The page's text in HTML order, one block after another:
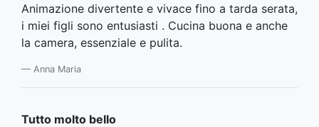
Animazione divertente e vivace fino a tarda serata,
i miei figli sono entusiasti . Cucina buona e anche
la camera, essenziale e pulita.
Anna Maria
Tutto molto bello